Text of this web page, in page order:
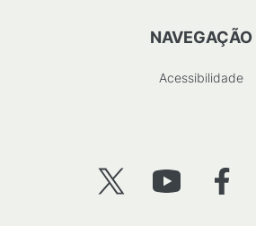
NAVEGAÇÃO
Acessibilidade